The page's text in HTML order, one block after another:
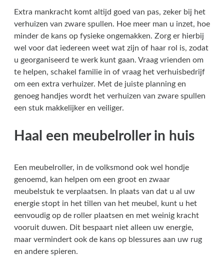
Extra mankracht komt altijd goed van pas, zeker bij het
verhuizen van zware spullen. Hoe meer man u inzet, hoe
minder de kans op fysieke ongemakken. Zorg er hierbij
wel voor dat iedereen weet wat zijn of haar rol is, zodat
u georganiseerd te werk kunt gaan. Vraag vrienden om
te helpen, schakel familie in of vraag het verhuisbedrijf
om een extra verhuizer. Met de juiste planning en
genoeg handjes wordt het verhuizen van zware spullen
een stuk makkelijker en veiliger.
Haal een meubelroller in huis
Een meubelroller, in de volksmond ook wel hondje
genoemd, kan helpen om een groot en zwaar
meubelstuk te verplaatsen. In plaats van dat u al uw
energie stopt in het tillen van het meubel, kunt u het
eenvoudig op de roller plaatsen en met weinig kracht
vooruit duwen. Dit bespaart niet alleen uw energie,
maar vermindert ook de kans op blessures aan uw rug
en andere spieren.